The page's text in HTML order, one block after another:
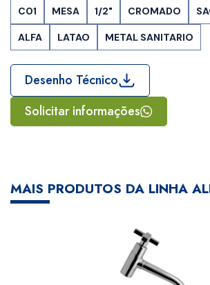
C01 MESA 1/2" CROMADO
ALFA LATAO METAL SANITARIO
Desenho Técnico
Solicitar informações
MAIS PRODUTOS DA LINHA